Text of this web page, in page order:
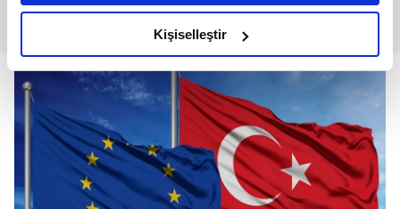
amacımızın size daha iyi bir reklam deneyimi sunmak
olduğunu ve sizlere en iyi içerikleri sunabilmek adına
elimizden gelen çabayı gösterdiğimizi ve bu noktada,
reklamların maliyetlerimizi karşılamak noktasında tek gelir
kalemimiz olduğunu sizlere hatırlatmak isteriz.
Her halükârda, kullanıcılar, bu çerezlere izin vermedikleri
takdirde, kullanıcılara hedefli reklamlar
gösterilmeyecektir."
Kişiselleştir